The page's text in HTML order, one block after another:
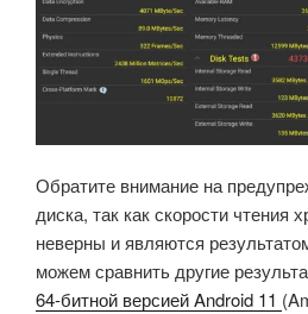
Обратите внимание на
диска, так как скорости чтения
неверны и являются
можем сравнить другие
64-битной версией Android 11